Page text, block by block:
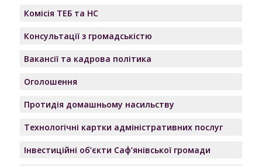
Комісія ТЕБ та НС
Консультації з громадськістю
Вакансії та кадрова політика
Оголошення
Протидія домашньому насильству
Технологічні картки адміністративних послуг
Інвестиційні об’єкти Саф’янівської громади